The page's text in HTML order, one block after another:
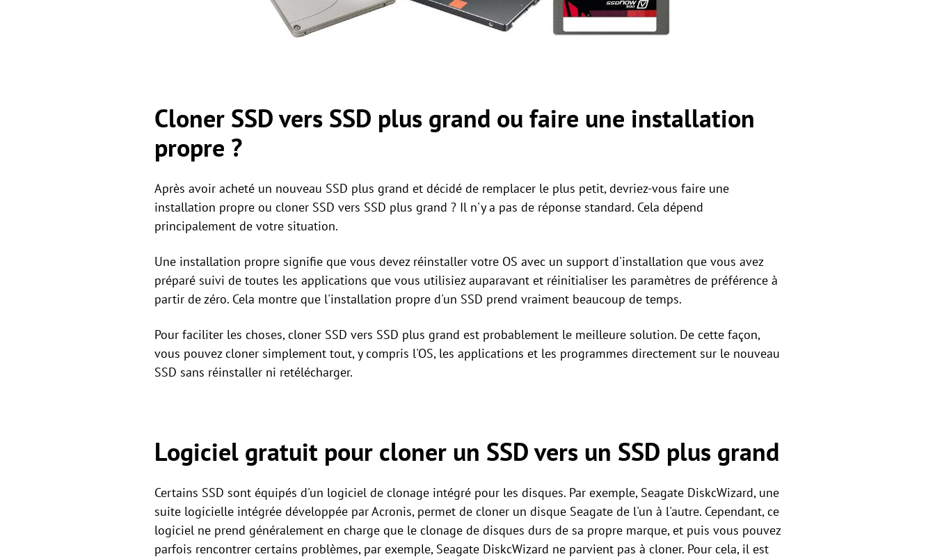
Cloner SSD vers SSD plus grand ou faire une installation
propre ?
Après avoir acheté un nouveau SSD plus grand et décidé de remplacer le plus petit, devriez-vous faire une
installation propre ou cloner SSD vers SSD plus grand ? Il n'y a pas de réponse standard. Cela dépend
principalement de votre situation.
Une installation propre signifie que vous devez réinstaller votre OS avec un support d'installation que vous avez
préparé suivi de toutes les applications que vous utilisiez auparavant et réinitialiser les paramètres de préférence à
partir de zéro. Cela montre que l'installation propre d'un SSD prend vraiment beaucoup de temps.
Pour faciliter les choses, cloner SSD vers SSD plus grand est probablement le meilleure solution. De cette façon,
vous pouvez cloner simplement tout, y compris l'OS, les applications et les programmes directement sur le nouveau
SSD sans réinstaller ni retélécharger.
Logiciel gratuit pour cloner un SSD vers un SSD plus grand
Certains SSD sont équipés d'un logiciel de clonage intégré pour les disques. Par exemple, Seagate DiskcWizard, une
suite logicielle intégrée développée par Acronis, permet de cloner un disque Seagate de l'un à l'autre. Cependant, ce
logiciel ne prend généralement en charge que le clonage de disques durs de sa propre marque, et puis vous pouvez
parfois rencontrer certains problèmes, par exemple, Seagate DiskcWizard ne parvient pas à cloner. Pour cela, il est